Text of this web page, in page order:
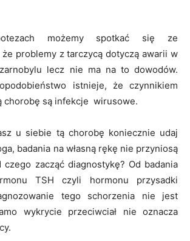
możemy spotkać się ze
problemy z tarczycą dotyczą awarii w
lecz nie ma na to dowodów.
istnieje, że czynnikiem
chorobę są infekcje wirusowe.
u siebie tą chorobę koniecznie udaj
badania na własną rękę nie przyniosą
czego zacząć diagnostykę? Od badania
TSH czyli hormonu przysadki
tego schorzenia nie jest
wykrycie przeciwciał nie oznacza